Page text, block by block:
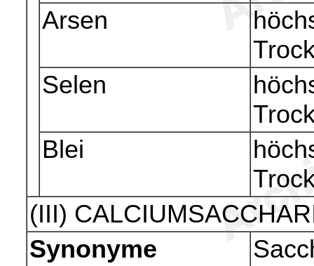
Arsen
Selen
Blei
(III)
Synonyme